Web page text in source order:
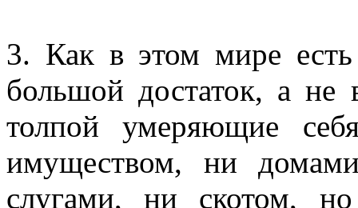
3. Как в этом мире
большой достаток, а не
толпой умеряющие
имуществом, ни
слугами, ни скотом,